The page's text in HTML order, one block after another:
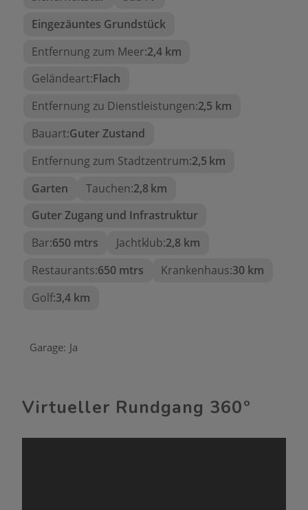
Ausrichtung: Südost.
Parken: Privat.
Unterlagen vorbereitet für die notarielle
Dieser Bungalow erfüllt alle
Anforderungen, die Käufer in
Moraira suchen:
Funktionalität, Außenbereiche,
Privatsphäre und Zugang zu
Dienstleistungen.
Kontaktieren Sie uns noch heute
Besichtigungstermin zu vereinbaren. Häuser wie
dieses bleiben nicht lange auf dem Markt!
Eingezäuntes Grundstück
Entfernung zum Meer:2,4 km
Geländeart:Flach
Entfernung zu Dienstleistungen:2,5 km
Bauart:Guter Zustand
Entfernung zum Stadtzentrum:2,5 km
Garten
Tauchen:2,8 km
Guter Zugang und Infrastruktur
Bar:650 mtrs Jachtklub:2,8 km
Restaurants:650 mtrs Krankenhaus:30 km
Golf:3,4 km
Garage: Ja
Virtueller Rundgang 360º